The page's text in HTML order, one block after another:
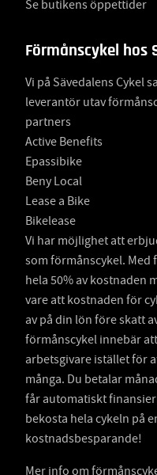
Se butikens öppettider
Förmånscykel hos
Vi på Sävedalens Cykel
leverantör utav
partners
Active Benefits
Epassibike
Beny Local
Lease a Bike
Bikelease
Vi har möjlighet att
som förmånscykel.
hela 50% av kostnaden
vare att kostnaden för
av på din lön före skatt
förmånscykel innebär
arbetsgivare istället för
många. Du betalar
får automatiskt
bekosta hela cykeln på
kostnadsbesparande!
Mer info om